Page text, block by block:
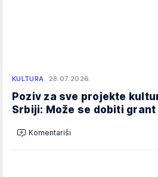
KULTURA 28.07.2026.
Poziv za sve projekte
Srbiji: Može se dobiti
Komentariši